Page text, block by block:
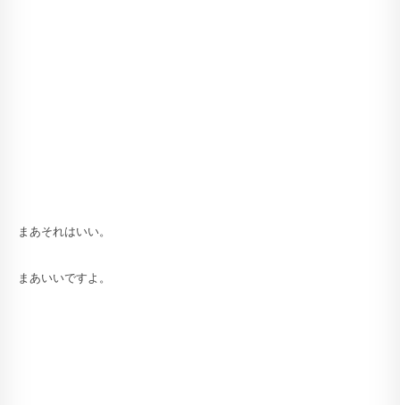
まあそれはいい。
まあいいですよ。